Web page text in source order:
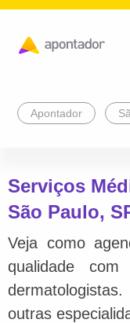
Apontador
Serviços
São Paulo,
Veja como
qualidade com
outras